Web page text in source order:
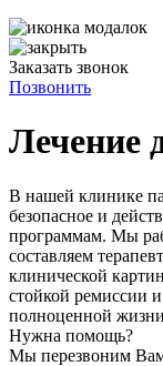
Заказать звонок
Позвонить
Лечение
В нашей клинике
безопасное и
программам. Мы
составляем
клинической
стойкой ремиссии
полноценной
Нужна помощь?
Мы перезвоним